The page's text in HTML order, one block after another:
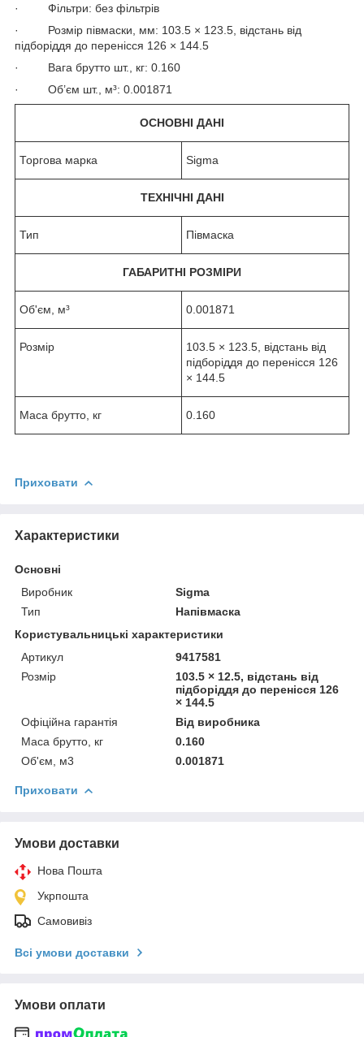
· Фільтри: без фільтрів
· Розмір півмаски, мм: 103.5 × 123.5, відстань від
підборіддя до перенісся 126 × 144.5
· Вага брутто шт., кг: 0.160
· Об’єм шт., м³: 0.001871
ОСНОВНІ ДАНІ
Торгова марка Sigma
ТЕХНІЧНІ ДАНІ
Тип Півмаска
ГАБАРИТНІ РОЗМІРИ
Об'єм, м³ 0.001871
Розмір
103.5 × 123.5, відстань від
підборіддя до перенісся 126
× 144.5
Маса брутто, кг 0.160
Приховати
Характеристики
Основні
Виробник
Sigma
Тип
Напівмаска
Користувальницькі характеристики
Артикул
9417581
Розмір
103.5 × 12.5, відстань від
підборіддя до перенісся 126
× 144.5
Офіційна гарантія
Від виробника
Маса брутто, кг
0.160
Об'єм, м3
0.001871
Приховати
Умови доставки
Нова Пошта
Укрпошта
Самовивіз
Всі умови доставки
Умови оплати